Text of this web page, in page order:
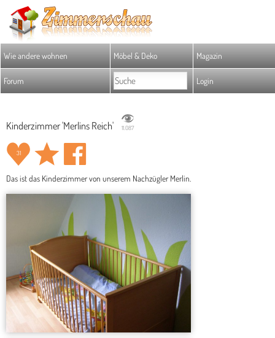
Wie andere wohnen Möbel & Deko Magazin
Forum Login
Kinderzimmer 'Merlins Reich' 11.087
31
Das ist das Kinderzimmer von unserem Nachzügler Merlin.